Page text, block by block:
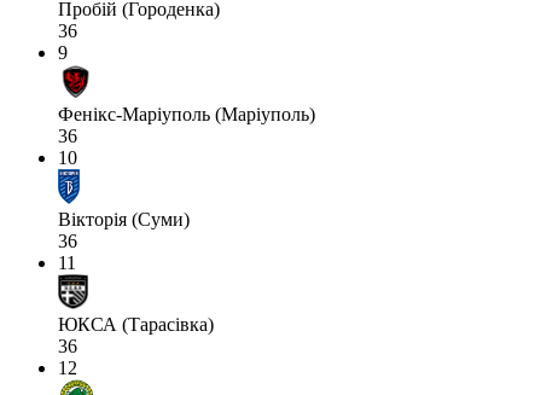
Пробій (Городенка)
36
9
Фенікс-Маріуполь (Маріуполь)
36
10
Вікторія (Суми)
36
11
ЮКСА (Тарасівка)
36
12